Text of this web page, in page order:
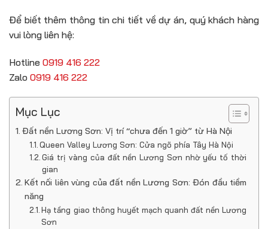
Để biết thêm thông tin chi tiết về dự án, quý khách hàng
vui lòng liên hệ:
Hotline 0919 416 222
Zalo 0919 416 222
Mục Lục
Đất nền Lương Sơn: Vị trí “chưa đến 1 giờ” từ Hà Nội
Queen Valley Lương Sơn: Cửa ngõ phía Tây Hà Nội
Giá trị vàng của đất nền Lương Sơn nhờ yếu tố thời
gian
Kết nối liên vùng của đất nền Lương Sơn: Đón đầu tiềm
năng
Hạ tầng giao thông huyết mạch quanh đất nền Lương
Sơn